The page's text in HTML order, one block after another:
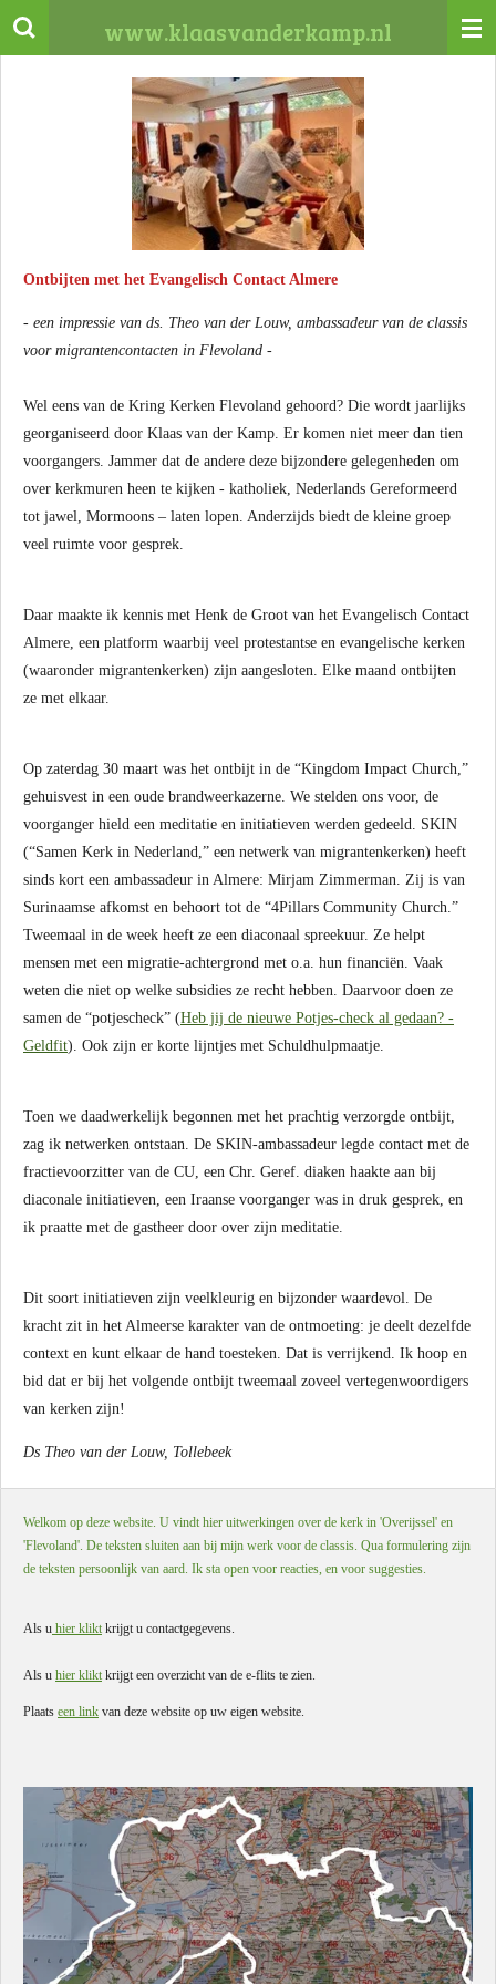
Ga
www.klaasvanderkamp.nl
Ontbijten met het Evangelisch Contact Almere
- een impressie van ds. Theo van der Louw, ambassadeur van de classis
voor migrantencontacten in Flevoland -
Wel eens van de Kring Kerken Flevoland gehoord? Die wordt jaarlijks
georganiseerd door Klaas van der Kamp. Er komen niet meer dan tien
voorgangers. Jammer dat de andere deze bijzondere gelegenheden om
over kerkmuren heen te kijken - katholiek, Nederlands Gereformeerd
tot jawel, Mormoons – laten lopen. Anderzijds biedt de kleine groep
veel ruimte voor gesprek.
Daar maakte ik kennis met Henk de Groot van het Evangelisch Contact
Almere, een platform waarbij veel protestantse en evangelische kerken
(waaronder migrantenkerken) zijn aangesloten. Elke maand ontbijten
ze met elkaar.
Op zaterdag 30 maart was het ontbijt in de “Kingdom Impact Church,”
gehuisvest in een oude brandweerkazerne. We stelden ons voor, de
voorganger hield een meditatie en initiatieven werden gedeeld. SKIN
(“Samen Kerk in Nederland,” een netwerk van migrantenkerken) heeft
sinds kort een ambassadeur in Almere: Mirjam Zimmerman. Zij is van
Surinaamse afkomst en behoort tot de “4Pillars Community Church.”
Tweemaal in de week heeft ze een diaconaal spreekuur. Ze helpt
mensen met een migratie-achtergrond met o.a. hun financiën. Vaak
weten die niet op welke subsidies ze recht hebben. Daarvoor doen ze
samen de “potjescheck” (Heb jij de nieuwe Potjes-check al gedaan? -
Geldfit). Ook zijn er korte lijntjes met Schuldhulpmaatje.
Toen we daadwerkelijk begonnen met het prachtig verzorgde ontbijt,
zag ik netwerken ontstaan. De SKIN-ambassadeur legde contact met de
fractievoorzitter van de CU, een Chr. Geref. diaken haakte aan bij
diaconale initiatieven, een Iraanse voorganger was in druk gesprek, en
ik praatte met de gastheer door over zijn meditatie.
Dit soort initiatieven zijn veelkleurig en bijzonder waardevol. De
kracht zit in het Almeerse karakter van de ontmoeting: je deelt dezelfde
context en kunt elkaar de hand toesteken. Dat is verrijkend. Ik hoop en
bid dat er bij het volgende ontbijt tweemaal zoveel vertegenwoordigers
van kerken zijn!
Ds Theo van der Louw, Tollebeek
Welkom op deze website. U vindt hier uitwerkingen over de kerk in 'Overijssel' en
'Flevoland'. De teksten sluiten aan bij mijn werk voor de classis. Qua formulering zijn
de teksten persoonlijk van aard. Ik sta open voor reacties, en voor suggesties.
Als u hier klikt krijgt u contactgegevens.
Als u hier klikt krijgt een overzicht van de e-flits te zien.
Plaats een link van deze website op uw eigen website.